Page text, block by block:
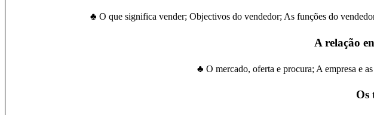
♣ O que significa vender; Objectivos do vendedor; As funções do
A relação
♣ O mercado, oferta e procura; A empresa e
Os